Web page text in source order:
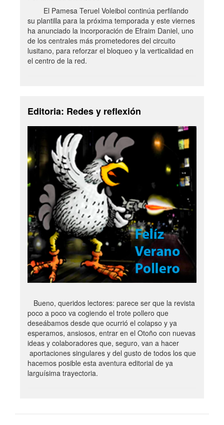
El Pamesa Teruel Voleibol continúa perfilando
su plantilla para la próxima temporada y este viernes
ha anunciado la incorporación de Efraim Daniel, uno
de los centrales más prometedores del circuito
lusitano, para reforzar el bloqueo y la verticalidad en
el centro de la red.
Editoria: Redes y reflexión
Bueno, queridos lectores: parece ser que la revista
poco a poco va cogiendo el trote pollero que
deseábamos desde que ocurrió el colapso y ya
esperamos, ansiosos, entrar en el Otoño con nuevas
ideas y colaboradores que, seguro, van a hacer
aportaciones singulares y del gusto de todos los que
hacemos posible esta aventura editorial de ya
larguísima trayectoria.